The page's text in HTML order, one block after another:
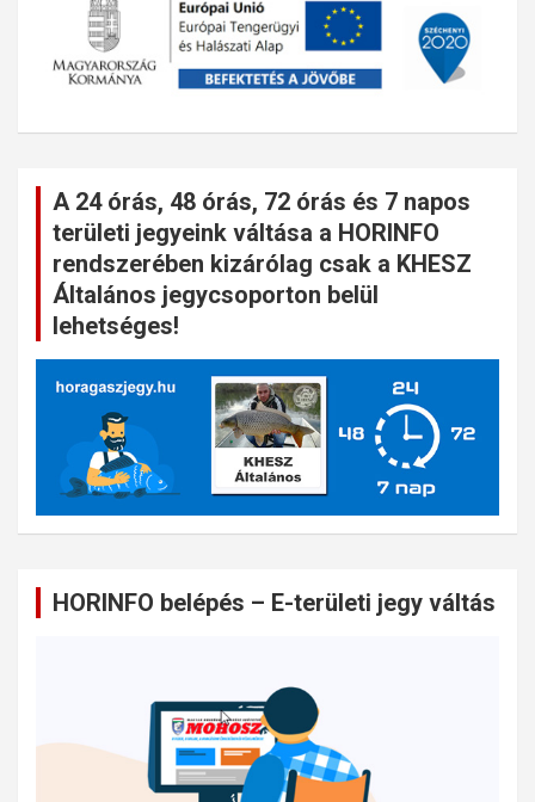
A 24 órás, 48 órás, 72 órás és 7 napos
területi jegyeink váltása a HORINFO
rendszerében kizárólag csak a KHESZ
Általános jegycsoporton belül
lehetséges!
HORINFO belépés – E-területi jegy váltás